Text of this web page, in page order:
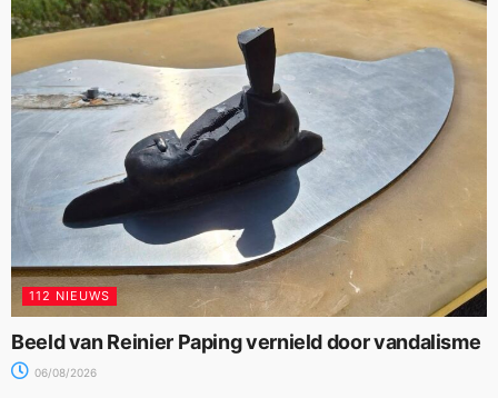
112 NIEUWS
Beeld van Reinier Paping vernield door vandalisme
06/08/2026